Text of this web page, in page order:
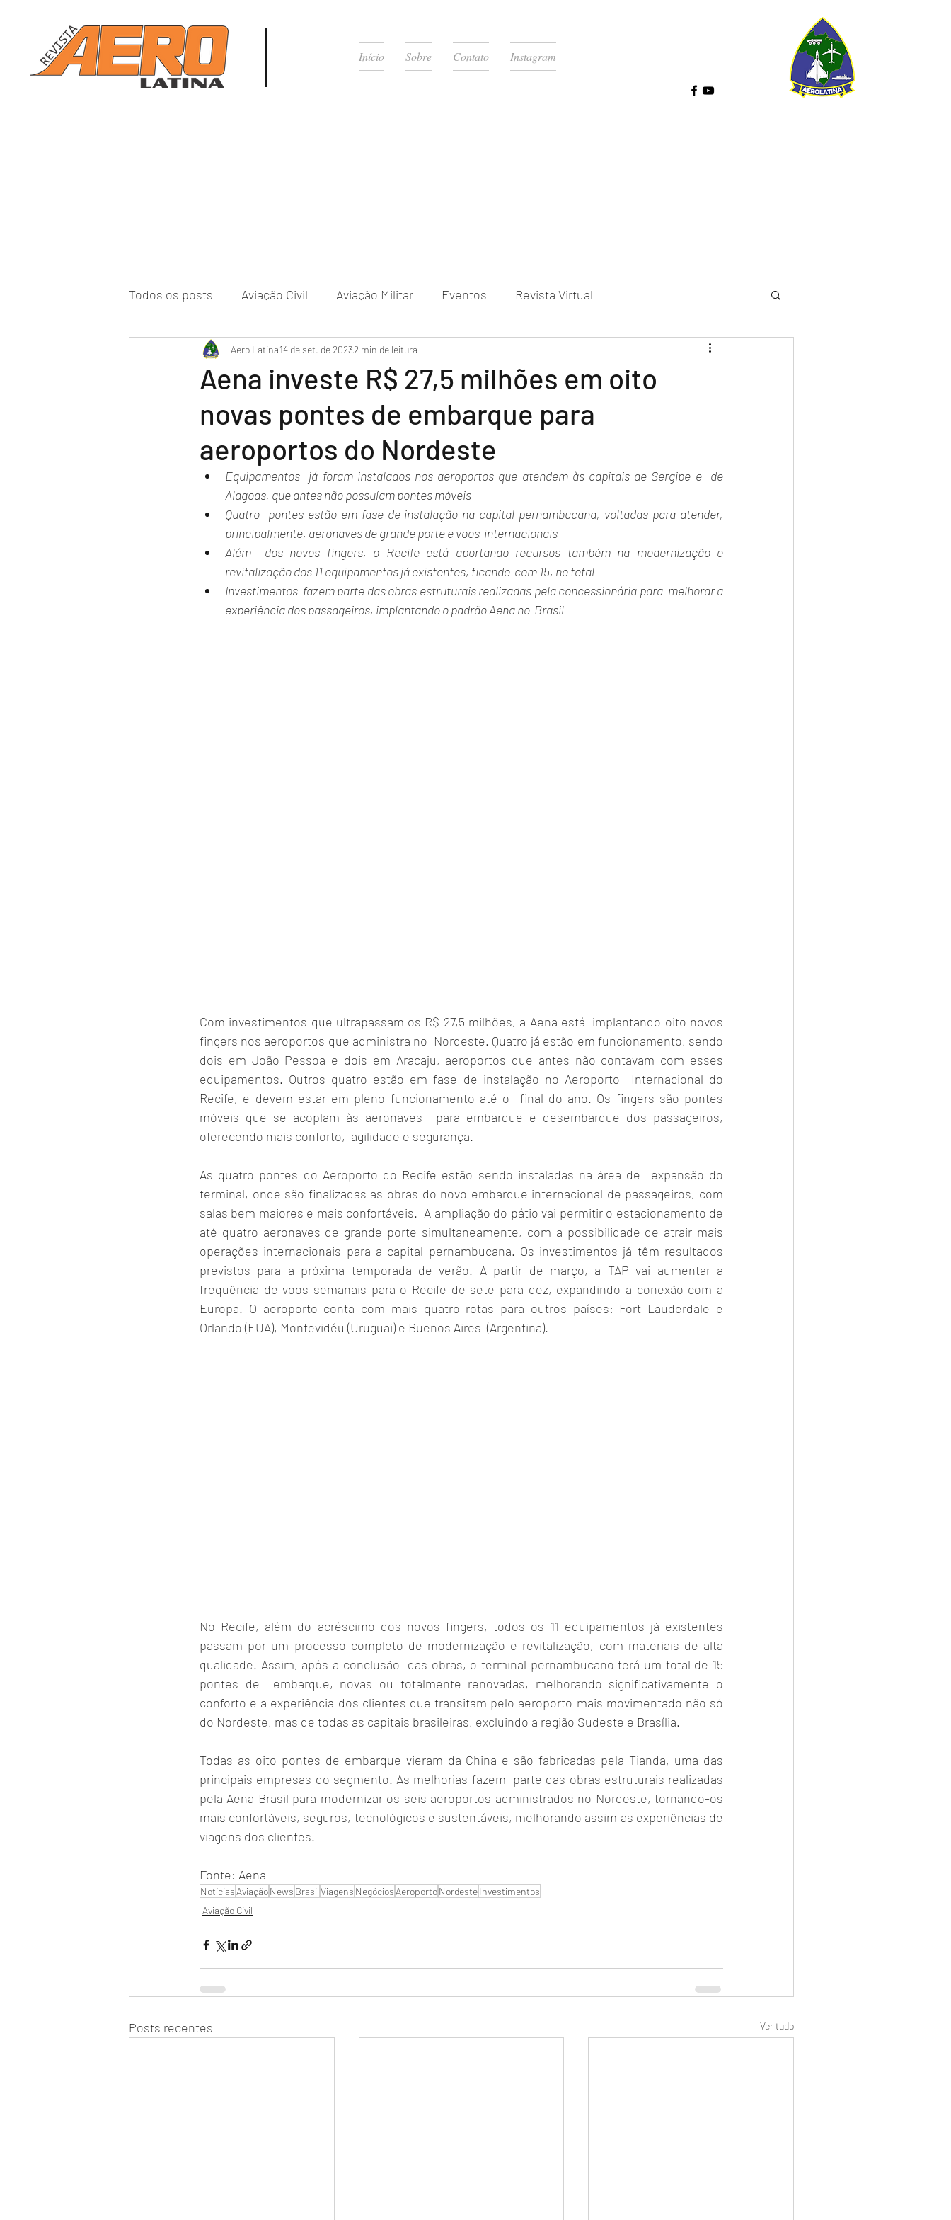
Início Sobre Contato Instagram
Todos os posts Aviação Civil Aviação Militar Eventos Revista Virtual
PR-WILL - Meu Diário de Bordo
Aena investe R$ 27,5 milhões em oito
novas pontes de embarque para
aeroportos do Nordeste
Aero Latina14 de set. de 20232 min de leitura
Equipamentos  já foram instalados nos aeroportos que atendem às capitais de Sergipe e  de
Alagoas, que antes não possuíam pontes móveis
Quatro  pontes estão em fase de instalação na capital pernambucana, voltadas para atender,
principalmente, aeronaves de grande porte e voos  internacionais
Além  dos novos fingers, o Recife está aportando recursos também na modernização e
revitalização dos 11 equipamentos já existentes, ficando  com 15, no total
Investimentos  fazem parte das obras estruturais realizadas pela concessionária para  melhorar a
experiência dos passageiros, implantando o padrão Aena no  Brasil
Com investimentos que ultrapassam os R$ 27,5 milhões, a Aena está  implantando oito novos
fingers nos aeroportos que administra no  Nordeste. Quatro já estão em funcionamento, sendo
dois em João Pessoa e dois em Aracaju, aeroportos que antes não contavam com esses
equipamentos. Outros quatro estão em fase de instalação no Aeroporto  Internacional do
Recife, e devem estar em pleno funcionamento até o  final do ano. Os fingers são pontes
móveis que se acoplam às aeronaves  para embarque e desembarque dos passageiros,
oferecendo mais conforto,  agilidade e segurança.
As quatro pontes do Aeroporto do Recife estão sendo instaladas na área de  expansão do
terminal, onde são finalizadas as obras do novo embarque internacional de passageiros, com
salas bem maiores e mais confortáveis.  A ampliação do pátio vai permitir o estacionamento de
até quatro aeronaves de grande porte simultaneamente, com a possibilidade de atrair mais
operações internacionais para a capital pernambucana. Os investimentos já têm resultados
previstos para a próxima temporada de verão. A partir de março, a TAP vai aumentar a
frequência de voos semanais para o Recife de sete para dez, expandindo a conexão com a
Europa. O aeroporto conta com mais quatro rotas para outros países: Fort Lauderdale e
Orlando (EUA), Montevidéu (Uruguai) e Buenos Aires  (Argentina).
No Recife, além do acréscimo dos novos fingers, todos os 11 equipamentos já existentes
passam por um processo completo de modernização e revitalização, com materiais de alta
qualidade. Assim, após a conclusão  das obras, o terminal pernambucano terá um total de 15
pontes de  embarque, novas ou totalmente renovadas, melhorando significativamente o
conforto e a experiência dos clientes que transitam pelo aeroporto mais movimentado não só
do Nordeste, mas de todas as capitais brasileiras, excluindo a região Sudeste e Brasília.
Todas as oito pontes de embarque vieram da China e são fabricadas pela Tianda, uma das
principais empresas do segmento. As melhorias fazem  parte das obras estruturais realizadas
pela Aena Brasil para modernizar os seis aeroportos administrados no Nordeste, tornando-os
mais confortáveis, seguros, tecnológicos e sustentáveis, melhorando assim as experiências de
viagens dos clientes.
Fonte: Aena
Notícias AviaçãoNews BrasilViagens Negócios AeroportoNordesteInvestimentos
Aviação Civil
Posts recentes Ver tudo